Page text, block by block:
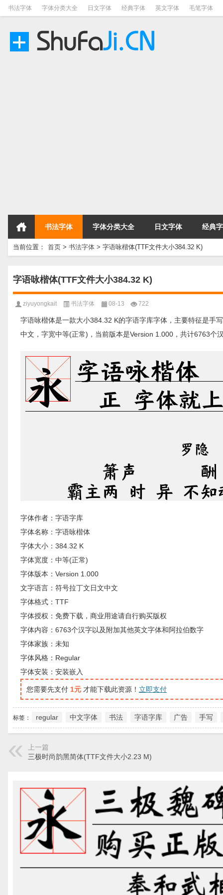
书法字体 字体分类大全 日文字体 经典字体 英文字体 毛笔字体
书法字体 字体分类大全 日文字体 经典
当前位置： 首页 > 书法字体 > 字语咏楷体(TTF文件大小384.32 K)
字语咏楷体(TTF文件大小384.32 K)
ziyuyongkait 书法字体 08-13 722
字语咏楷体是一款大小384.32 K的字语字库字体，主要特征是手
中文，字宽中等(正常)，当前版本是Version 1.000，共计6763个
字体作者：字语字库
字体名称：字语咏楷体
字体大小：384.32 K
字体宽度：中等(正常)
字体版本：Version 1.000
文字语言：符号拉丁文日文中文
字体格式：TTF
字体授权：免费下载，商业用途请自行购买版权
字体内容：6763个汉字以及附加其他英文字体和阿拉伯数字
字体家族：未知
字体风格：Regular
字体安装：安装嵌入
您需要先支付 1元 才能下载此资源！ 立即支付
标签： regular 中文字体 书法 字语字库 广告 手写
上一篇
三极时尚韵黑简体(TTF文件大小2.23 M)